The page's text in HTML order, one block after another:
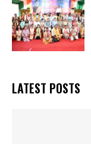
LATEST POSTS